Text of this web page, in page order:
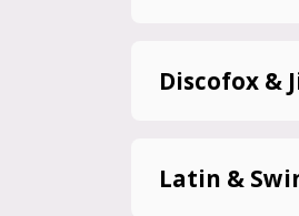
Discofox &
Latin &